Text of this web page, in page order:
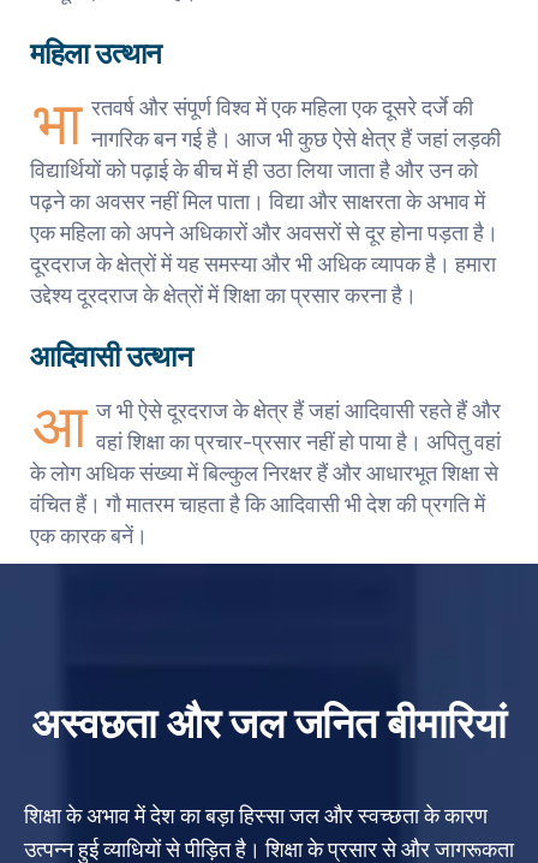
महिला उत्थान
भा रतवर्ष और संपूर्ण विश्व में एक महिला एक दूसरे दर्जे की
नागरिक बन गई है। आज भी कुछ ऐसे क्षेत्र हैं जहां लड़की
विद्यार्थियों को पढ़ाई के बीच में ही उठा लिया जाता है और उन को
पढ़ने का अवसर नहीं मिल पाता। विद्या और साक्षरता के अभाव में
एक महिला को अपने अधिकारों और अवसरों से दूर होना पड़ता है।
दूरदराज के क्षेत्रों में यह समस्या और भी अधिक व्यापक है। हमारा
उद्देश्य दूरदराज के क्षेत्रों में शिक्षा का प्रसार करना है।
आदिवासी उत्थान
आ ज भी ऐसे दूरदराज के क्षेत्र हैं जहां आदिवासी रहते हैं और
वहां शिक्षा का प्रचार-प्रसार नहीं हो पाया है। अपितु वहां
के लोग अधिक संख्या में बिल्कुल निरक्षर हैं और आधारभूत शिक्षा से
वंचित हैं। गौ मातरम चाहता है कि आदिवासी भी देश की प्रगति में
एक कारक बनें।
अस्वछता और जल जनित बीमारियां
शिक्षा के अभाव में देश का बड़ा हिस्सा जल और स्वच्छता के कारण
उत्पन्न हुई व्याधियों से पीड़ित है। शिक्षा के प्रसार से और जागरूकता